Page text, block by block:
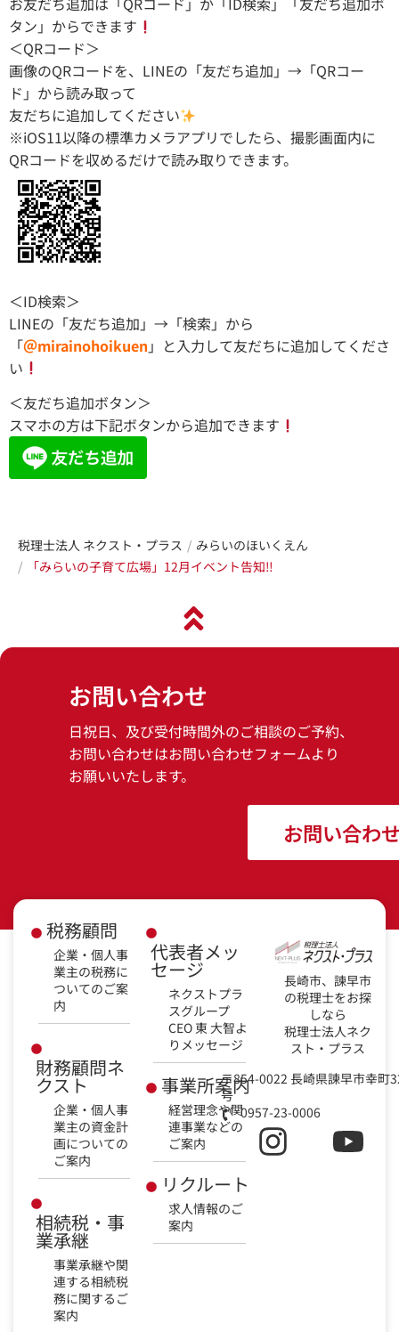
タン」からできます
＜QRコード＞
画像のQRコードを、LINEの「友だち追加」→「QRコー
ド」から読み取って
友だちに追加してください
※iOS11以降の標準カメラアプリでしたら、撮影画面内に
QRコードを収めるだけで読み取りできます。
＜ID検索＞
LINEの「友だち追加」→「検索」から
「＠mirainohoikuen」と入力して友だちに追加してくださ
い
＜友だち追加ボタン＞
スマホの方は下記ボタンから追加できます
税理士法人 ネクスト・プラス
みらいのほいくえん
「みらいの子育て広場」12月イベント告知‼
お問い合わせ
日祝日、及び受付時間外のご相談のご予約、
お問い合わせはお問い合わせフォームより
お願いいたします。
お問い合わ
税務顧問
企業・個人事
業主の税務に
ついてのご案
内
財務顧問ネ
クスト
企業・個人事
業主の資金計
画についての
ご案内
相続税・事
業承継
事業承継や関
連する相続税
務に関するご
案内
代表者メッ
セージ
ネクストプラ
スグループ
CEO 東 大智よ
りメッセージ
事業所案内
経営理念や関
連事業などの
ご案内
リクルート
求人情報のご
案内
長崎市、諫早市
の税理士をお探
しなら
税理士法人ネク
スト・プラス
〒854-0022 長崎県諫早市幸町
号
0957-23-0006